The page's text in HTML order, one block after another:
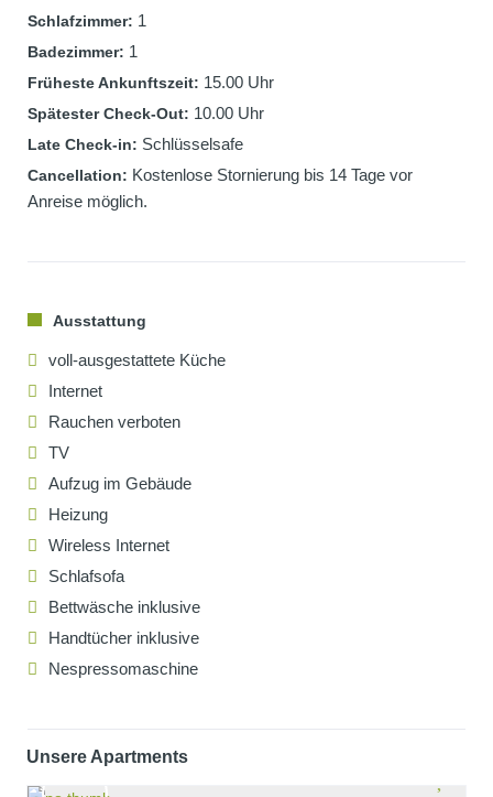
Schlafzimmer: 1
Badezimmer: 1
Früheste Ankunftszeit: 15.00 Uhr
Spätester Check-Out: 10.00 Uhr
Late Check-in: Schlüsselsafe
Cancellation: Kostenlose Stornierung bis 14 Tage vor
Anreise möglich.
Ausstattung
voll-ausgestattete Küche
Internet
Rauchen verboten
TV
Aufzug im Gebäude
Heizung
Wireless Internet
Schlafsofa
Bettwäsche inklusive
Handtücher inklusive
Nespressomaschine
Unsere Apartments